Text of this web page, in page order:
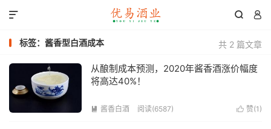
 

共 2 篇文章
标签：酱香型白酒成本
从酿制成本预测，2020年酱香酒涨价幅度
将高达40%！
 赞(1 )
 酱香白酒 阅读(6587)